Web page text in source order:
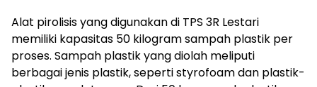
Alat pirolisis yang digunakan di TPS 3R Lestari
memiliki kapasitas 50 kilogram sampah plastik per
proses. Sampah plastik yang diolah meliputi
berbagai jenis plastik, seperti styrofoam dan plastik-